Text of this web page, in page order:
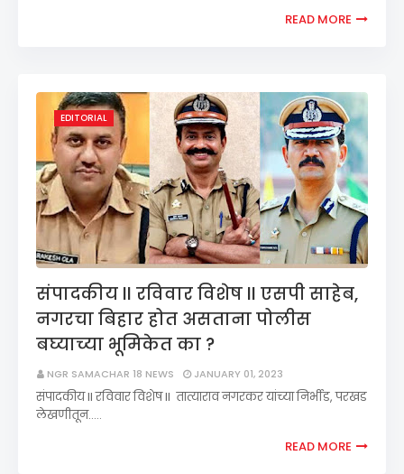
READ MORE
EDITORIAL
संपादकीय II रविवार विशेष II एसपी साहेब,
नगरचा बिहार होत असताना पोलीस
बघ्याच्या भूमिकेत का ?
NGR SAMACHAR 18 NEWS JANUARY 01, 2023
संपादकीय II रविवार विशेष II तात्याराव नगरकर यांच्या निर्भीड, परखड
लेखणीतून..…
READ MORE